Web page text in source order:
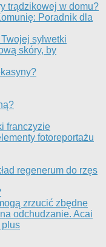
trądzikowej w domu?
Poradnik dla
sylwetki
skóry, by
franczyzie
fotoreportażu
regenerum do rzęs
zrzucić zbędne
odchudzanie. Acai
plus